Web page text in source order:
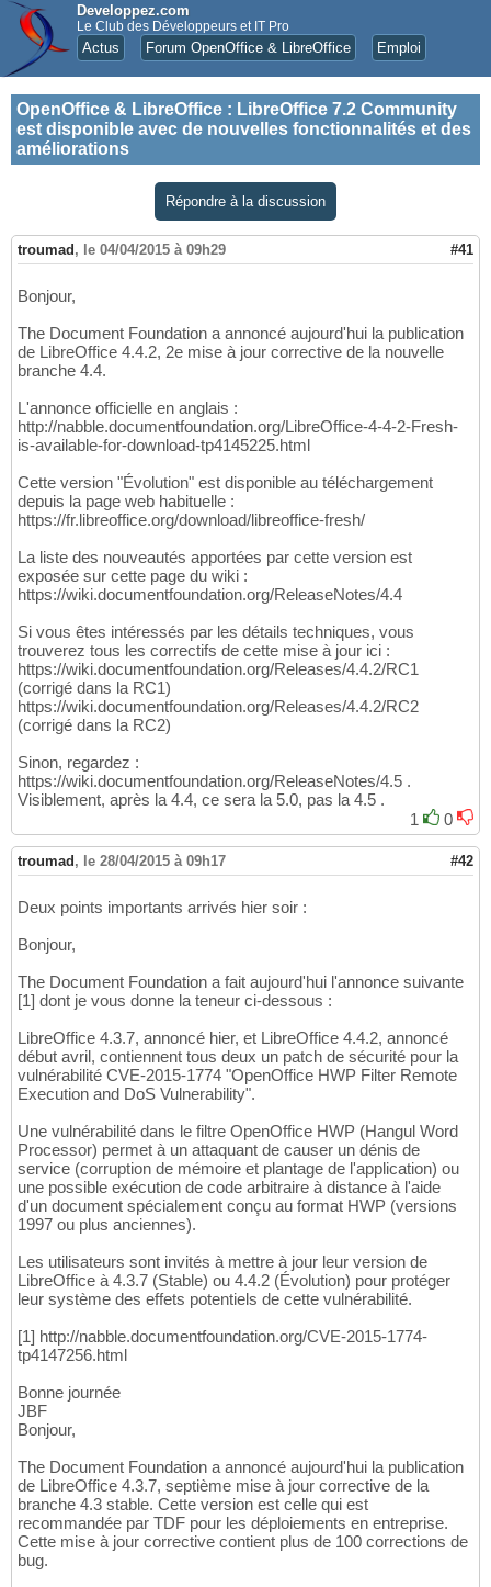
Developpez.com
Le Club des Développeurs et IT Pro
Actus Forum OpenOffice & LibreOffice Emploi
OpenOffice & LibreOffice : LibreOffice 7.2 Community
est disponible avec de nouvelles fonctionnalités et des
améliorations
Répondre à la discussion
troumad , le 04/04/2015 à 09h29 #41
Bonjour,
The Document Foundation a annoncé aujourd'hui la publication
de LibreOffice 4.4.2, 2e mise à jour corrective de la nouvelle
branche 4.4.
L'annonce officielle en anglais :
http://nabble.documentfoundation.org/LibreOffice-4-4-2-Fresh-
is-available-for-download-tp4145225.html
Cette version "Évolution" est disponible au téléchargement
depuis la page web habituelle :
https://fr.libreoffice.org/download/libreoffice-fresh/
La liste des nouveautés apportées par cette version est
exposée sur cette page du wiki :
https://wiki.documentfoundation.org/ReleaseNotes/4.4
Si vous êtes intéressés par les détails techniques, vous
trouverez tous les correctifs de cette mise à jour ici :
https://wiki.documentfoundation.org/Releases/4.4.2/RC1
(corrigé dans la RC1)
https://wiki.documentfoundation.org/Releases/4.4.2/RC2
(corrigé dans la RC2)
Sinon, regardez :
https://wiki.documentfoundation.org/ReleaseNotes/4.5 .
Visiblement, après la 4.4, ce sera la 5.0, pas la 4.5 .
1
0
troumad , le 28/04/2015 à 09h17 #42
Deux points importants arrivés hier soir :
Bonjour,
The Document Foundation a fait aujourd'hui l'annonce suivante
[1] dont je vous donne la teneur ci-dessous :
LibreOffice 4.3.7, annoncé hier, et LibreOffice 4.4.2, annoncé
début avril, contiennent tous deux un patch de sécurité pour la
vulnérabilité CVE-2015-1774 "OpenOffice HWP Filter Remote
Execution and DoS Vulnerability".
Une vulnérabilité dans le filtre OpenOffice HWP (Hangul Word
Processor) permet à un attaquant de causer un dénis de
service (corruption de mémoire et plantage de l'application) ou
une possible exécution de code arbitraire à distance à l'aide
d'un document spécialement conçu au format HWP (versions
1997 ou plus anciennes).
Les utilisateurs sont invités à mettre à jour leur version de
LibreOffice à 4.3.7 (Stable) ou 4.4.2 (Évolution) pour protéger
leur système des effets potentiels de cette vulnérabilité.
[1] http://nabble.documentfoundation.org/CVE-2015-1774-
tp4147256.html
Bonne journée
JBF
Bonjour,
The Document Foundation a annoncé aujourd'hui la publication
de LibreOffice 4.3.7, septième mise à jour corrective de la
branche 4.3 stable. Cette version est celle qui est
recommandée par TDF pour les déploiements en entreprise.
Cette mise à jour corrective contient plus de 100 corrections de
bug.